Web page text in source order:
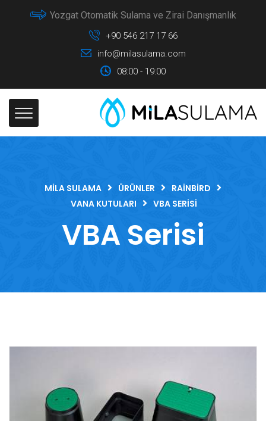
Yozgat Otomatik Sulama ve Zirai Danışmanlık
+90 546 217 17 66
info@milasulama.com
08:00 - 19:00
MILA SULAMA ÜRÜNLER
RAINBIRD
VANA KUTULARI
VBA SERISI
VBA Serisi